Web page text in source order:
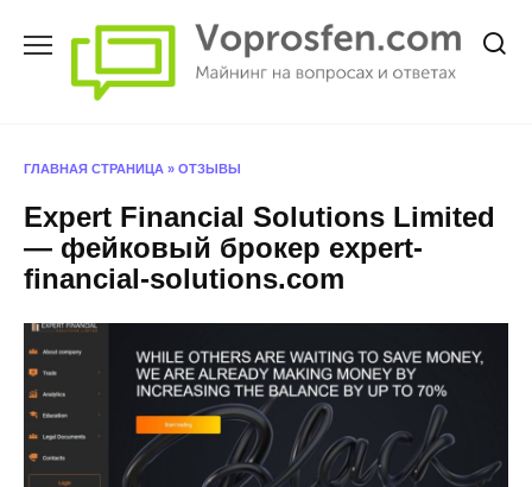
ГЛАВНАЯ СТРАНИЦА » ОТЗЫВЫ
Expert Financial Solutions Limited
— фейковый брокер expert-
financial-solutions.com